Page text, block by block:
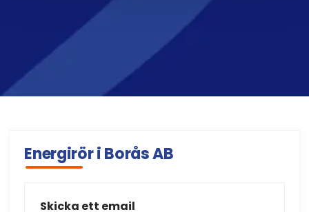
Energirör i Borås AB
Skicka ett email